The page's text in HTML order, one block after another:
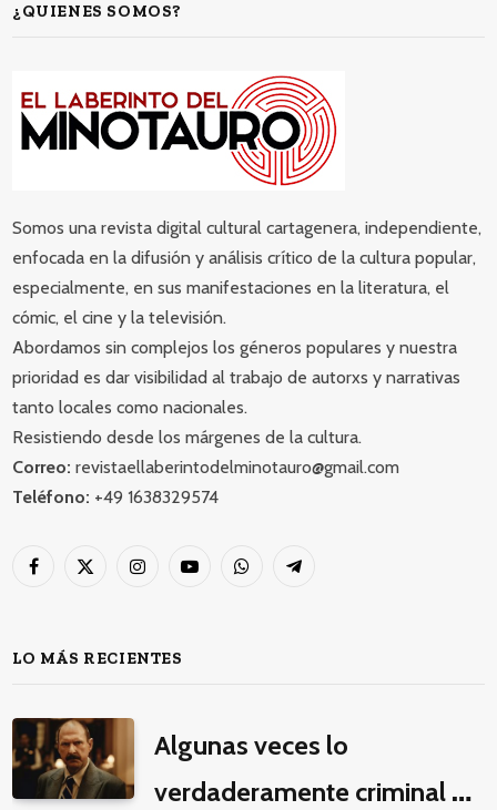
¿QUIENES SOMOS?
Somos una revista digital cultural cartagenera, independiente,
enfocada en la difusión y análisis crítico de la cultura popular,
especialmente, en sus manifestaciones en la literatura, el
cómic, el cine y la televisión.
Abordamos sin complejos los géneros populares y nuestra
prioridad es dar visibilidad al trabajo de autorxs y narrativas
tanto locales como nacionales.
Resistiendo desde los márgenes de la cultura.
Correo: revistaellaberintodelminotauro@gmail.com
Teléfono: +49 1638329574
Facebook
X
InstagramYouTubeWhatsAppTelegram
LO MÁS RECIENTES
Algunas veces lo
verdaderamente criminal es